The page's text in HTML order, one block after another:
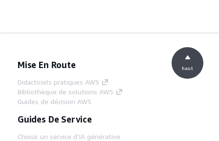
Mise En Route
Didacticiels pratiques AWS
Bibliothèque de solutions AWS
Guides de décision AWS
Guides De Service
Choisir un service d'IA générative
haut